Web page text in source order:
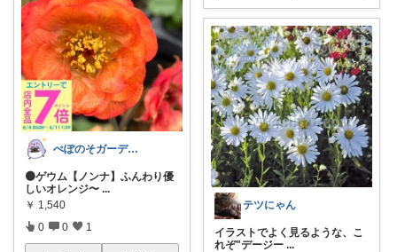
ぺぽのそガーデン(●´ω｀●)
🟠ゲウム【ノンナ】ふんわり優
しいオレンジ〜 ...
￥ 1,540
0 0 1
テツにゃん
イラストでよく見るような、こ
れぞ"デージー ...